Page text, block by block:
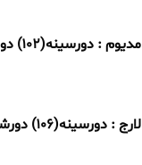
مدیوم : دورسینه(102) دورشکم(110) دورباسن(118) دوربازو(40)
لارج : دورسینه(106) دورشکم(112) دورباسن(120) دوربازو(42)